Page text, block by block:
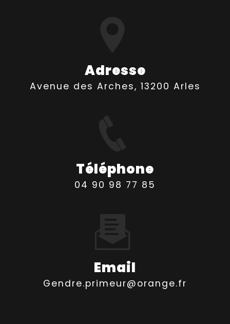
Adresse
Avenue des Arches, 13200 Arles
Téléphone
04 90 98 77 85
Email
gendre.primeur@orange.fr